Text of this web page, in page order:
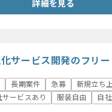
詳細を見る
化サービス開発のフリ
長期案件 急募
新規立ち
サービスあり 服装自由 自